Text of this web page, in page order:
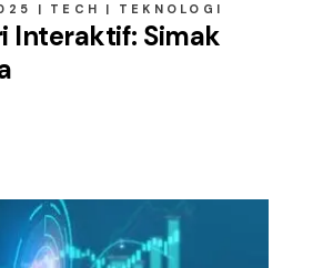
TECH TEKNOLOGI
Interaktif: Simak